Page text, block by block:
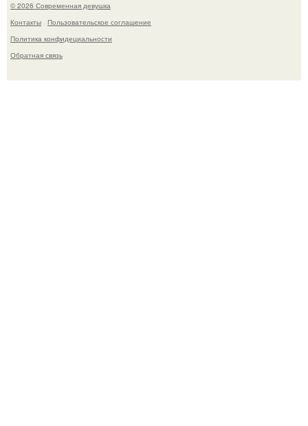
© 2026 Современная девушка
Контакты
Пользовательское соглашение
Политика конфидециальности
Обратная связь